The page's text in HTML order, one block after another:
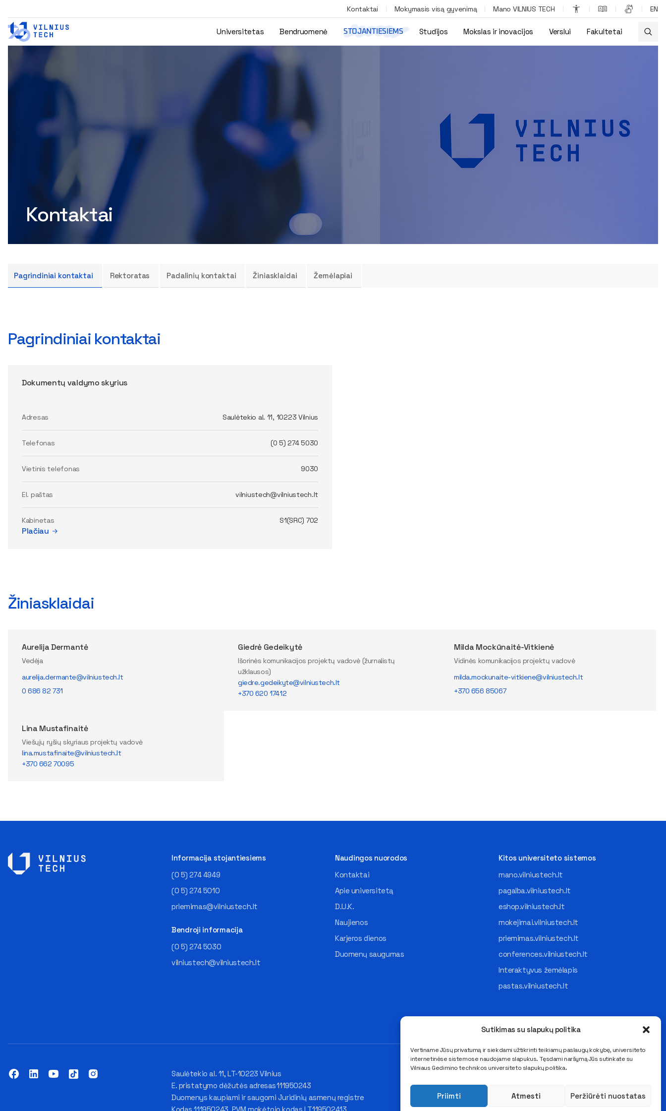
Sutikimas su slapukų politika
Vertiname Jūsų privatumą ir siekdami užtikrinti teikiamų paslaugų kokybę, universiteto
internetinėse sistemose naudojame slapukus. Tęsdami naršymą Jūs sutinkate su
Vilniaus Gedimino technikos universiteto slapukų politika.
Priimti Atmesti Peržiūrėti nuostatas
Kontaktai Mokymasis visą gyvenimą Mano VILNIUS TECH EN
Universitetas Bendruomenė STOJANTIESIEMS Studijos Mokslas ir inovacijos Verslui Fakultetai
Kontaktai
Pagrindiniai kontaktai Rektoratas Padalinių kontaktai Žiniasklaidai Žemėlapiai
Pagrindiniai kontaktai
Dokumentų valdymo skyrius
Adresas Saulėtekio al. 11, 10223 Vilnius
Telefonas (0 5) 274 5030
Vietinis telefonas 9030
El. paštas vilniustech@vilniustech.lt
Kabinetas S1(SRC) 702
Plačiau
Žiniasklaidai
Aurelija Dermantė
Vedėja
aurelija.dermante@vilniustech.lt
0 686 82 731
Giedrė Gedeikytė
Išorinės komunikacijos projektų vadovė (žurnalistų
užklausos)
giedre.gedeikyte@vilniustech.lt
+370 620 17412
Milda Mockūnaitė-Vitkienė
Vidinės komunikacijos projektų vadovė ​​​​​
milda.mockunaite-vitkiene@vilniustech.lt
+370 656 85067
Lina Mustafinaitė
Viešųjų ryšių skyriaus projektų vadovė
lina.mustafinaite@vilniustech.lt
+370 662 70095
Informacija stojantiesiems
(0 5) 274 4949
(0 5) 274 5010
priemimas@vilniustech.lt
Bendroji informacija
(0 5) 274 5030
vilniustech@vilniustech.lt
Naudingos nuorodos
Kontaktai
Apie universitetą
D.U.K.
Naujienos
Karjeros dienos
Duomenų saugumas
Kitos universiteto sistemos
mano.vilniustech.lt
pagalba.vilniustech.lt
eshop.vilniustech.lt
mokejimai.vilniustech.lt
priemimas.vilniustech.lt
conferences.vilniustech.lt
Interaktyvus žemėlapis
pastas.vilniustech.lt
Saulėtekio al. 11, LT-10223 Vilnius
E. pristatymo dėžutės adresas 111950243
Duomenys kaupiami ir saugomi Juridinių asmenų registre